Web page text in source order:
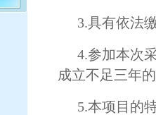
3.具有依法
4.参加本次
成立不足三年
5.本项目的